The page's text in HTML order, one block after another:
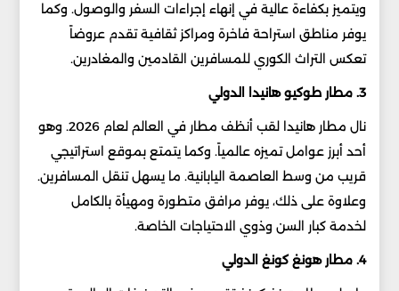
ويتميز بكفاءة عالية في إنهاء إجراءات السفر والوصول. وكما
يوفر مناطق استراحة فاخرة ومراكز ثقافية تقدم عروضاً
تعكس التراث الكوري للمسافرين القادمين والمغادرين.
3. مطار طوكيو هانيدا الدولي
نال مطار هانيدا لقب أنظف مطار في العالم لعام 2026. وهو
أحد أبرز عوامل تميزه عالمياً. وكما يتمتع بموقع استراتيجي
قريب من وسط العاصمة اليابانية. ما يسهل تنقل المسافرين.
وعلاوة على ذلك، يوفر مرافق متطورة ومهيأة بالكامل
لخدمة كبار السن وذوي الاحتياجات الخاصة.
4. مطار هونغ كونغ الدولي